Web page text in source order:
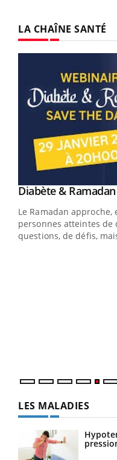
LA CHAÎNE SANTÉ
Youtube
Diabète &
Le Ramadan
personnes atteintes de
questions, de défis,
LES MALADIES